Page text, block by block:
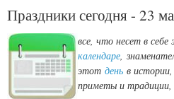
Праздники сегодня - 23
все, что несет в себе
календаре,
этот день в истории,
приметы и традиции,